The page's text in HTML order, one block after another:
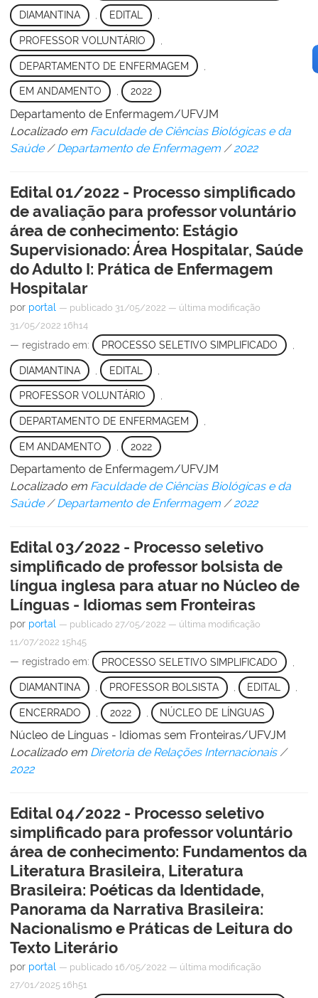
DIAMANTINA EDITAL
PROFESSOR VOLUNTÁRIO
DEPARTAMENTO DE ENFERMAGEM
EM ANDAMENTO , 2022
Departamento de Enfermagem/UFVJM
Localizado em Faculdade de Ciências Biológicas e da
Saúde /Departamento de Enfermagem /2022
Edital 01/2022 - Processo simplificado
de avaliação para professor voluntário
área de conhecimento: Estágio
Supervisionado: Área Hospitalar, Saúde
do Adulto I: Prática de Enfermagem
Hospitalar
por portal — publicado 31/05/2022 — última modificação
31/05/2022 16h14
— registrado em: PROCESSO SELETIVO SIMPLIFICADO
DIAMANTINA EDITAL
PROFESSOR VOLUNTÁRIO ,
DEPARTAMENTO DE ENFERMAGEM
EM ANDAMENTO 2022
Departamento de Enfermagem/UFVJM
Localizado em Faculdade de Ciências Biológicas e da
Saúde /Departamento de Enfermagem /2022
Edital 03/2022 - Processo seletivo
simplificado de professor bolsista de
língua inglesa para atuar no Núcleo de
Línguas - Idiomas sem Fronteiras
por portal — publicado 27/05/2022 — última modificação
11/07/2022 15h45
— registrado em: PROCESSO SELETIVO SIMPLIFICADO
DIAMANTINA , PROFESSOR BOLSISTA , EDITAL ,
ENCERRADO 2022 NÚCLEO DE LÍNGUAS
Núcleo de Línguas - Idiomas sem Fronteiras/UFVJM
Localizado em Diretoria de Relações Internacionais /
2022
Edital 04/2022 - Processo seletivo
simplificado para professor voluntário
área de conhecimento: Fundamentos da
Literatura Brasileira, Literatura
Brasileira: Poéticas da Identidade,
Panorama da Narrativa Brasileira:
Nacionalismo e Práticas de Leitura do
Texto Literário
por portal — publicado 16/05/2022 — última modificação
27/01/2025 16h51